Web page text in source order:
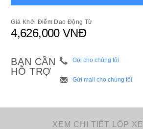
Giá Khởi Điểm Dao Động Từ
4,626,000 VNĐ
BẠN CẦN
HỖ TRỢ
Gọi cho chúng tôi
Gửi mail cho chúng tôi
XEM CHI TIẾT LỐP XE